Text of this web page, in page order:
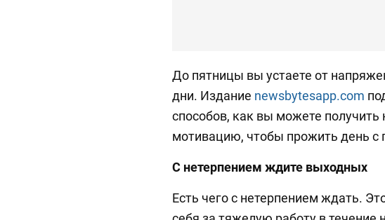
До пятницы вы устаете от
дни. Издание newsbytesapp.com
способов, как вы можете
мотивацию, чтобы прожить день с
С нетерпением ждите выходных
Есть чего с нетерпением ждать.